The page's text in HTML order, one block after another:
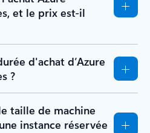
et le prix est-il
d'achat d’Azure
?
taille de machine
instance réservée